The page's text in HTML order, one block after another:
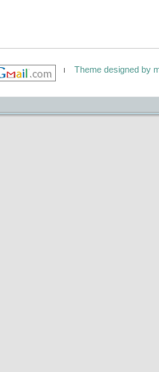
Theme designed by